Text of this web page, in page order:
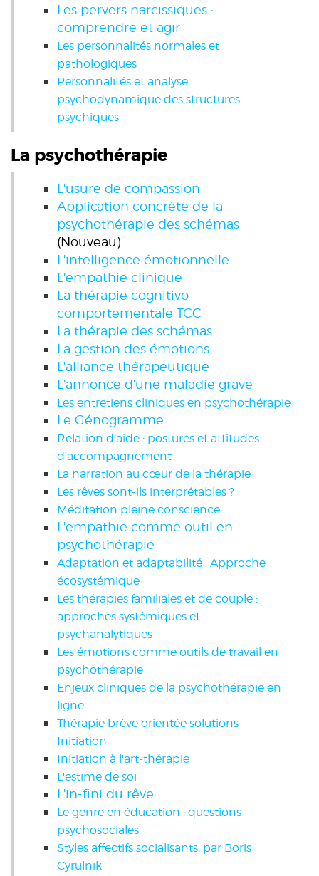
Les pervers narcissiques :
comprendre et agir
Les personnalités normales et
pathologiques
Personnalités et analyse
psychodynamique des structures
psychiques
La psychothérapie
L'usure de compassion
Application concrète de la
psychothérapie des schémas
(Nouveau)
L'intelligence émotionnelle
L'empathie clinique
La thérapie cognitivo-
comportementale TCC
La thérapie des schémas
La gestion des émotions
L'alliance thérapeutique
L'annonce d'une maladie grave
Les entretiens cliniques en psychothérapie
Le Génogramme
Relation d’aide : postures et attitudes
d’accompagnement
La narration au cœur de la thérapie
Les rêves sont-ils interprétables ?
Méditation pleine conscience
L'empathie comme outil en
psychothérapie
Adaptation et adaptabilité : Approche
écosystémique
Les thérapies familiales et de couple :
approches systémiques et
psychanalytiques
Les émotions comme outils de travail en
psychothérapie
Enjeux cliniques de la psychothérapie en
ligne
Thérapie brève orientée solutions -
Initiation
Initiation à l'art-thérapie
L'estime de soi
L'in-fini du rêve
Le genre en éducation : questions
psychosociales
Styles affectifs socialisants, par Boris
Cyrulnik